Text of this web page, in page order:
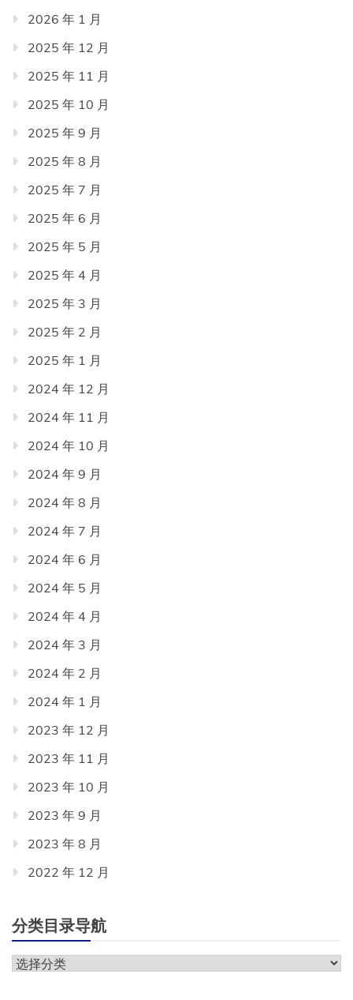
2026 年 1 月
2025 年 12 月
2025 年 11 月
2025 年 10 月
2025 年 9 月
2025 年 8 月
2025 年 7 月
2025 年 6 月
2025 年 5 月
2025 年 4 月
2025 年 3 月
2025 年 2 月
2025 年 1 月
2024 年 12 月
2024 年 11 月
2024 年 10 月
2024 年 9 月
2024 年 8 月
2024 年 7 月
2024 年 6 月
2024 年 5 月
2024 年 4 月
2024 年 3 月
2024 年 2 月
2024 年 1 月
2023 年 12 月
2023 年 11 月
2023 年 10 月
2023 年 9 月
2023 年 8 月
2022 年 12 月
分类目录导航
分